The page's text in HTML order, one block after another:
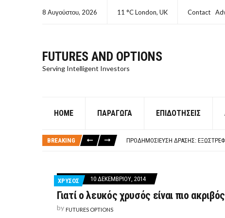
8 Αυγούστου, 2026 11 °C London, UK Contact
FUTURES AND OPTIONS
Serving Intelligent Investors
HOME ΠΑΡΆΓΩΓΑ ΕΠΙΔΟΤΉΣΕΙΣ
BREAKING
ΠΡΟΔΗΜΟΣΊΕΥΣΗ ΔΡΆΣΗΣ:
ΤΑΜΕΊΟ ΜΙΚΡΟΠΙΣΤΏΣΕΩΝ ΣΥΧΝΈΣ
ΧΡΥΣΟΣ 10 ΔΕΚΕΜΒΡΊΟΥ, 2014
Γιατί ο λευκός χρυσός είναι πιο
by FUTURES OPTIONS